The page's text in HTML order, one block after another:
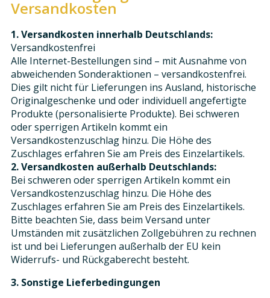
Versandkosten
1. Versandkosten innerhalb Deutschlands:
Versandkostenfrei
Alle Internet-Bestellungen sind – mit Ausnahme von
abweichenden Sonderaktionen – versandkostenfrei.
Dies gilt nicht für Lieferungen ins Ausland, historische
Originalgeschenke und oder individuell angefertigte
Produkte (personalisierte Produkte). Bei schweren
oder sperrigen Artikeln kommt ein
Versandkostenzuschlag hinzu. Die Höhe des
Zuschlages erfahren Sie am Preis des Einzelartikels.
2. Versandkosten außerhalb Deutschlands:
Bei schweren oder sperrigen Artikeln kommt ein
Versandkostenzuschlag hinzu. Die Höhe des
Zuschlages erfahren Sie am Preis des Einzelartikels.
Bitte beachten Sie, dass beim Versand unter
Umständen mit zusätzlichen Zollgebühren zu rechnen
ist und bei Lieferungen außerhalb der EU kein
Widerrufs- und Rückgaberecht besteht.
3. Sonstige Lieferbedingungen